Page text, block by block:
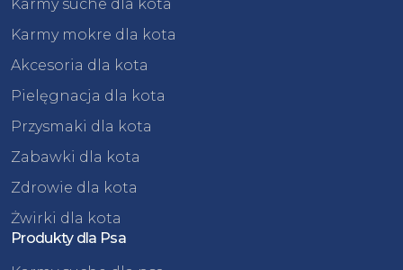
Karmy suche dla kota
Karmy mokre dla kota
Akcesoria dla kota
Pielęgnacja dla kota
Przysmaki dla kota
Zabawki dla kota
Zdrowie dla kota
Żwirki dla kota
Produkty dla Psa